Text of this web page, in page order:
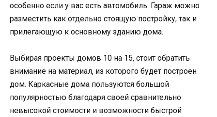
особенно если у вас есть автомобиль. Гараж можно
разместить как отдельно стоящую постройку, так и
прилегающую к основному зданию дома.
Выбирая проекты домов 10 на 15, стоит обратить
внимание на материал, из которого будет построен
дом. Каркасные дома пользуются большой
популярностью благодаря своей сравнительно
невысокой стоимости и возможности быстрой